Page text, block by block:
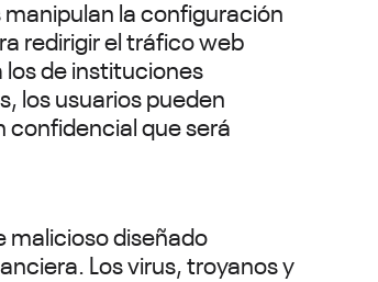
la configuración
redirigir el tráfico web
los de instituciones
los usuarios pueden
que será
malicioso diseñado
Los virus, troyanos y